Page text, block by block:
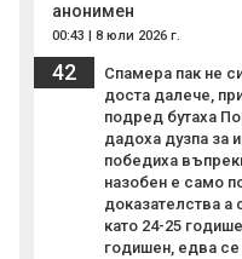
анонимен
00:43 | 8 юли 2026 г.
42
Спамера пак не
доста далече,
подред бутаха
дадоха дузпа за
победиха
назобен е само
доказателства а
като 24-25
годишен, едва